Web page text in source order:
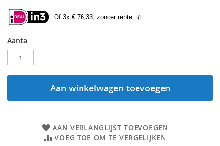
Of 3x € 76,33, zonder rente
Aantal
Aan winkelwagen toevoegen
AAN VERLANGLIJST TOEVOEGEN
VOEG TOE OM TE VERGELIJKEN